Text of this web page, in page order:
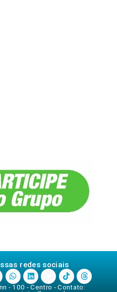
redes sociais
- 100 - Centro - Contato: